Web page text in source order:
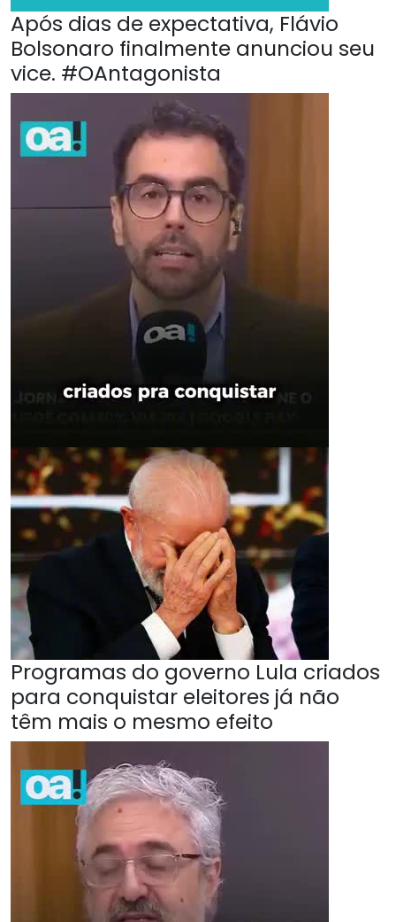
Após dias de expectativa, Flávio
Bolsonaro finalmente anunciou seu
vice. #OAntagonista
Programas do governo Lula criados
para conquistar eleitores já não
têm mais o mesmo efeito